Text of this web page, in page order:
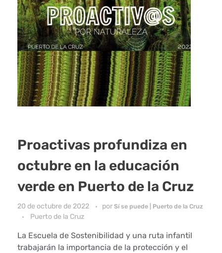
Proactivas profundiza en
octubre en la educación
verde en Puerto de la Cruz
20 de octubre de 2022 por Sí se puede | Puerto de la Cruz
Puerto de la Cruz
La Escuela de Sostenibilidad y una ruta infantil
trabajarán la importancia de la protección y el